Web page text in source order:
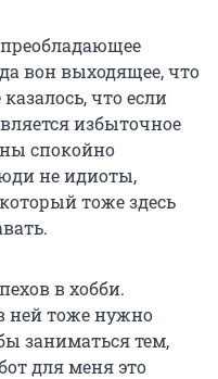
вон выходящее, что
что если
избыточное
спокойно
не идиоты,
тоже здесь
в хобби.
ней тоже нужно
заниматься тем,
для меня это